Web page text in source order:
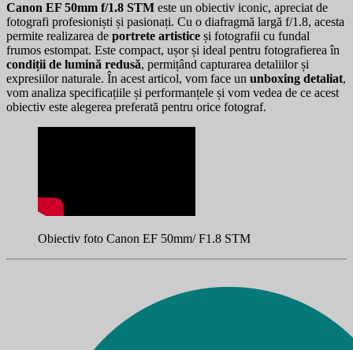
Canon EF 50mm f/1.8 STM este un obiectiv iconic, apreciat de
fotografi profesioniști și pasionați. Cu o diafragmă largă f/1.8, acesta
permite realizarea de portrete artistice și fotografii cu fundal
frumos estompat. Este compact, ușor și ideal pentru fotografierea în
condiții de lumină redusă, permițând capturarea detaliilor și
expresiilor naturale. În acest articol, vom face un unboxing detaliat,
vom analiza specificațiile și performanțele și vom vedea de ce acest
obiectiv este alegerea preferată pentru orice fotograf.
Obiectiv foto Canon EF 50mm/ F1.8 STM